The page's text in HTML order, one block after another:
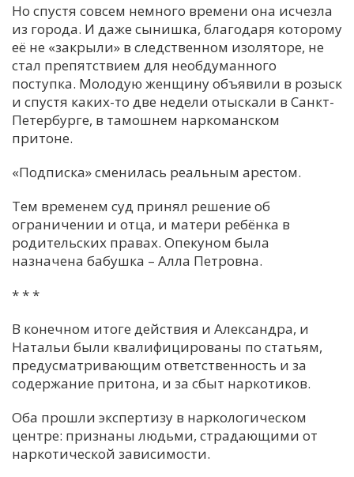
Но спустя совсем немного времени она исчезла
из города. И даже сынишка, благодаря которому
её не «закрыли» в следственном изоляторе, не
стал препятствием для необдуманного
поступка. Молодую женщину объявили в розыск
и спустя каких-то две недели отыскали в Санкт-
Петербурге, в тамошнем наркоманском
притоне.
«Подписка» сменилась реальным арестом.
Тем временем суд принял решение об
ограничении и отца, и матери ребёнка в
родительских правах. Опекуном была
назначена бабушка – Алла Петровна.
* * *
В конечном итоге действия и Александра, и
Натальи были квалифицированы по статьям,
предусматривающим ответственность и за
содержание притона, и за сбыт наркотиков.
Оба прошли экспертизу в наркологическом
центре: признаны людьми, страдающими от
наркотической зависимости.